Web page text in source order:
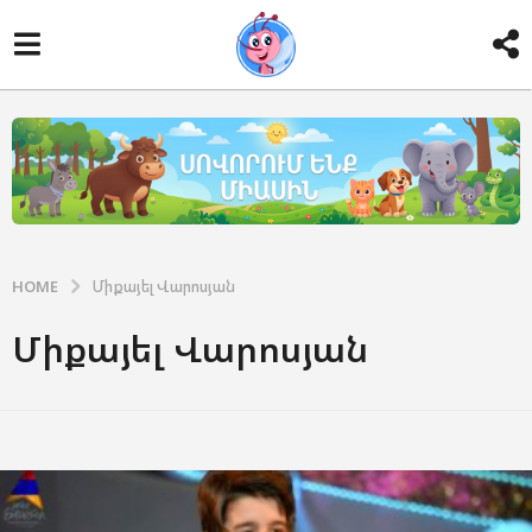
HOME Միքայել Վարոսյան
Միքայել Վարոսյան